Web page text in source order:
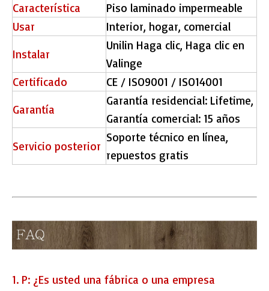
Característica
Piso laminado impermeable
Usar
Interior, hogar, comercial
Instalar
Unilin Haga clic, Haga clic en
Valinge
Certificado
CE / ISO9001 / ISO14001
Garantía
Garantía residencial: Lifetime,
Garantía comercial: 15 años
Servicio posterior
Soporte técnico en línea,
repuestos gratis
1. P: ¿Es usted una fábrica o una empresa